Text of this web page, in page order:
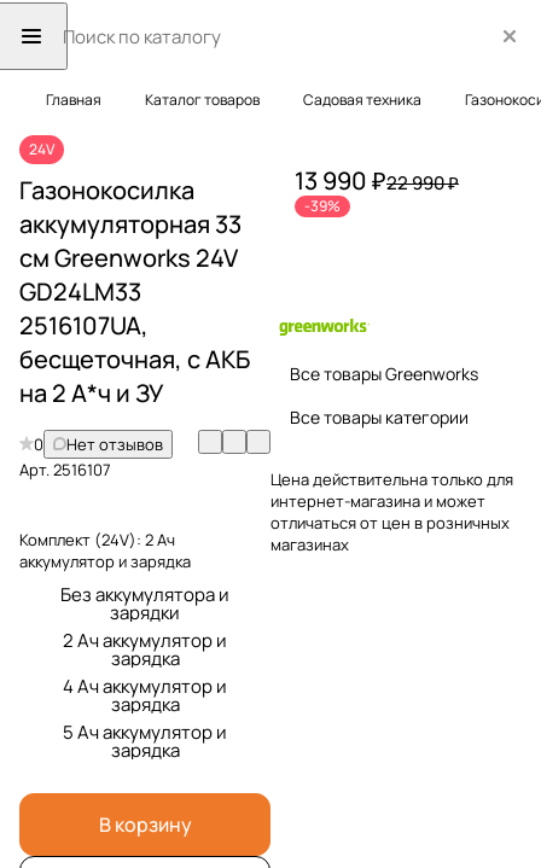
Главная Каталог товаров Садовая техника
24V
Газонокосилка
аккумуляторная 33
см Greenworks 24V
GD24LM33
2516107UA,
бесщеточная, с АКБ
на 2 А*ч и ЗУ
0
Нет отзывов
Арт.2516107
Комплект (24V): 2 Ач
аккумулятор и зарядка
Без аккумулятора и
зарядки
2 Ач аккумулятор и
зарядка
4 Ач аккумулятор и
зарядка
5 Ач аккумулятор и
зарядка
В корзину
13 990 ₽22 990 ₽
-39%
Все товары Greenworks
Все товары категории
Цена действительна только для
интернет-магазина и может
отличаться от цен в розничных
магазинах